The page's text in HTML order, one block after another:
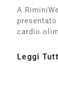
A
cardio
Leggi